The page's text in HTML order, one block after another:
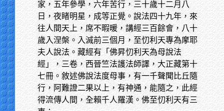
家，五年參學，六年苦行，三十歲十二月八
日，夜睹明星，成等正覺。說法四十九年，來
往人間天上，席不暇暖，講經三百餘會，八十
歲入涅槃。入滅前三個月，至忉利天專為摩耶
夫人說法。藏經有「佛昇忉利天為母說法
經」，三卷，西晉竺法護法師譯，大正藏第十
七冊。敘述佛說法度母事，有一千聲聞比丘隨
行，阿難證二果以上，有神通，能隨之，此經
得流傳人間，全賴千人羅漢。佛至忉利天有三